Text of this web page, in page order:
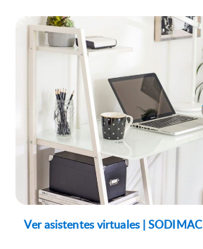
Ver asistentes virtuales | SODIMAC